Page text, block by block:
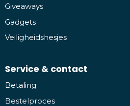
Giveaways
Gadgets
Veiligheidshesjes
Service & contact
Betaling
Bestelproces